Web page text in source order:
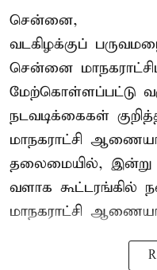
சென்னை,
வடகிழக்குப்
சென்னை
மேற்கொள்ளப்பட்டு
நடவடிக்கைகள்
மாநகராட்சி
தலைமையில், இன்று
வளாக கூட்டரங்கில்
மாநகராட்சி